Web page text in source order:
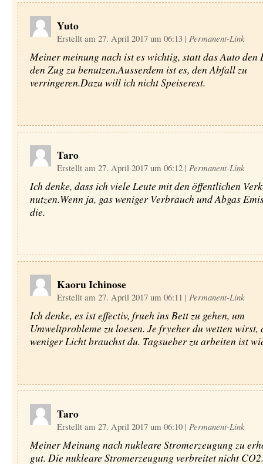
Yuto
Erstellt am 27. April 2017 um 06:13 | Permanent-Link
Meiner meinung nach ist es wichtig, statt das Auto den
den Zug zu benutzen.Ausserdem ist es, den Abfall zu
verringeren.Dazu will ich nicht Speiserest.
Taro
Erstellt am 27. April 2017 um 06:12 | Permanent-Link
Ich denke, dass ich viele Leute mit den öffentlichen
nutzen.Wenn ja, gas weniger Verbrauch und Abgas
die.
Kaoru Ichinose
Erstellt am 27. April 2017 um 06:11 | Permanent-Link
Ich denke, es ist effectiv, frueh ins Bett zu gehen, um
Umweltprobleme zu loesen. Je fryeher du wetten wirst,
weniger Licht brauchst du. Tagsueber zu arbeiten ist
Taro
Erstellt am 27. April 2017 um 06:10 | Permanent-Link
Meiner Meinung nach nukleare Stromerzeugung zu
gut. Die nukleare Stromerzeugung verbreitet nicht CO2.